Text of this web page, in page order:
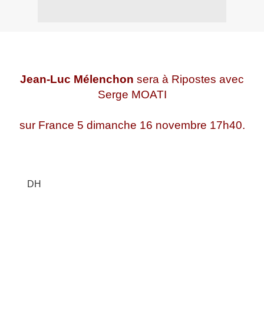
Jean-Luc Mélenchon sera à Ripostes avec
Serge MOATI
sur France 5 dimanche 16 novembre 17h40.
DH